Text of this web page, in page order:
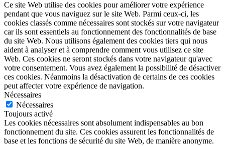
Ce site Web utilise des cookies pour améliorer votre expérience
pendant que vous naviguez sur le site Web. Parmi ceux-ci, les
cookies classés comme nécessaires sont stockés sur votre navigateur
car ils sont essentiels au fonctionnement des fonctionnalités de base
du site Web. Nous utilisons également des cookies tiers qui nous
aident à analyser et à comprendre comment vous utilisez ce site
Web. Ces cookies ne seront stockés dans votre navigateur qu'avec
votre consentement. Vous avez également la possibilité de désactiver
ces cookies. Néanmoins la désactivation de certains de ces cookies
peut affecter votre expérience de navigation.
Nécessaires
Nécessaires
Toujours activé
Les cookies nécessaires sont absolument indispensables au bon
fonctionnement du site. Ces cookies assurent les fonctionnalités de
base et les fonctions de sécurité du site Web, de manière anonyme.